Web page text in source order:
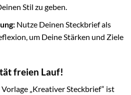
Stil zu geben.
Nutze Deinen Steckbrief als
um Deine Stärken und Ziele
freien Lauf!
„Kreativer Steckbrief“ ist